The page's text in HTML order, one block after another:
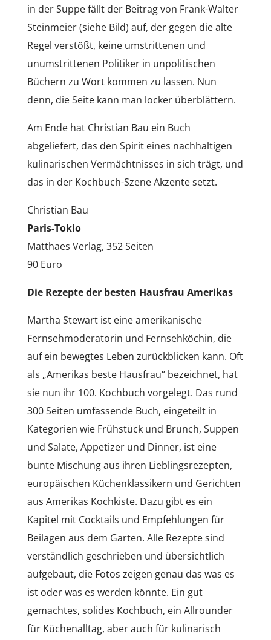
in der Suppe fällt der Beitrag von Frank-Walter
Steinmeier (siehe Bild) auf, der gegen die alte
Regel verstößt, keine umstrittenen und
unumstrittenen Politiker in unpolitischen
Büchern zu Wort kommen zu lassen. Nun
denn, die Seite kann man locker überblättern.
Am Ende hat Christian Bau ein Buch
abgeliefert, das den Spirit eines nachhaltigen
kulinarischen Vermächtnisses in sich trägt, und
das in der Kochbuch-Szene Akzente setzt.
Christian Bau
Paris-Tokio
Matthaes Verlag, 352 Seiten
90 Euro
Die Rezepte der besten Hausfrau Amerikas
Martha Stewart ist eine amerikanische
Fernsehmoderatorin und Fernsehköchin, die
auf ein bewegtes Leben zurückblicken kann. Oft
als „Amerikas beste Hausfrau“ bezeichnet, hat
sie nun ihr 100. Kochbuch vorgelegt. Das rund
300 Seiten umfassende Buch, eingeteilt in
Kategorien wie Frühstück und Brunch, Suppen
und Salate, Appetizer und Dinner, ist eine
bunte Mischung aus ihren Lieblingsrezepten,
europäischen Küchenklassikern und Gerichten
aus Amerikas Kochkiste. Dazu gibt es ein
Kapitel mit Cocktails und Empfehlungen für
Beilagen aus dem Garten. Alle Rezepte sind
verständlich geschrieben und übersichtlich
aufgebaut, die Fotos zeigen genau das was es
ist oder was es werden könnte. Ein gut
gemachtes, solides Kochbuch, ein Allrounder
für Küchenalltag, aber auch für kulinarisch